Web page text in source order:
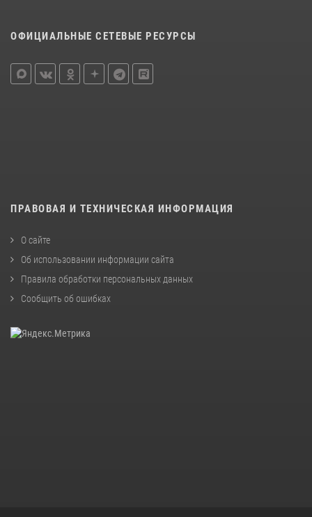
ОФИЦИАЛЬНЫЕ СЕТЕВЫЕ РЕСУРСЫ
ПРАВОВАЯ И ТЕХНИЧЕСКАЯ ИНФОРМАЦИЯ
О сайте
Об использовании информации сайта
Правила обработки персональных данных
Сообщить об ошибках